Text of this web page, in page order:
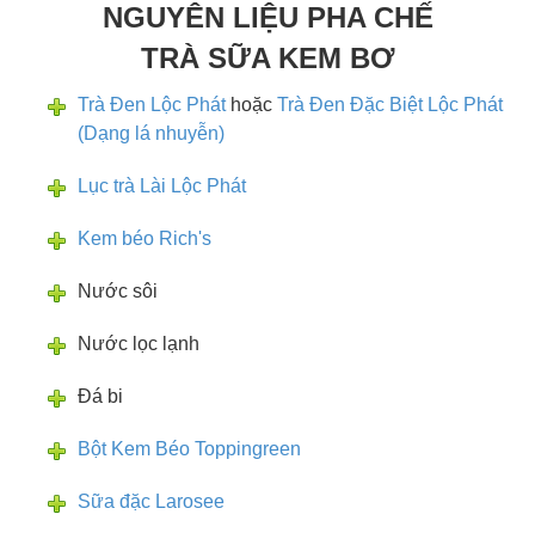
NGUYÊN LIỆU PHA CHẾ
TRÀ SỮA KEM BƠ
Trà Đen Lộc Pháthoặc Trà Đen Đặc Biệt Lộc Phát
(Dạng lá nhuyễn)
Lục trà Lài Lộc Phát
Kem béo Rich's
Nước sôi
Nước lọc lạnh
Đá bi
Bột Kem Béo Toppingreen
Sữa đặc Larosee